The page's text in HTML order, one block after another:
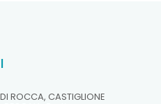
ROCCA, CASTIGLIONE